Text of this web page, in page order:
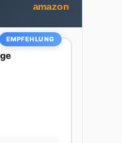
eine
jährliche
Das Leben
amazon
EMPFEHLUNG